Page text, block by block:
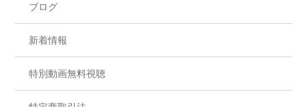
ブログ
新着情報
特別動画無料視聴